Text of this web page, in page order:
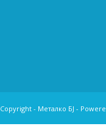
Copyright - Металко БЈ -